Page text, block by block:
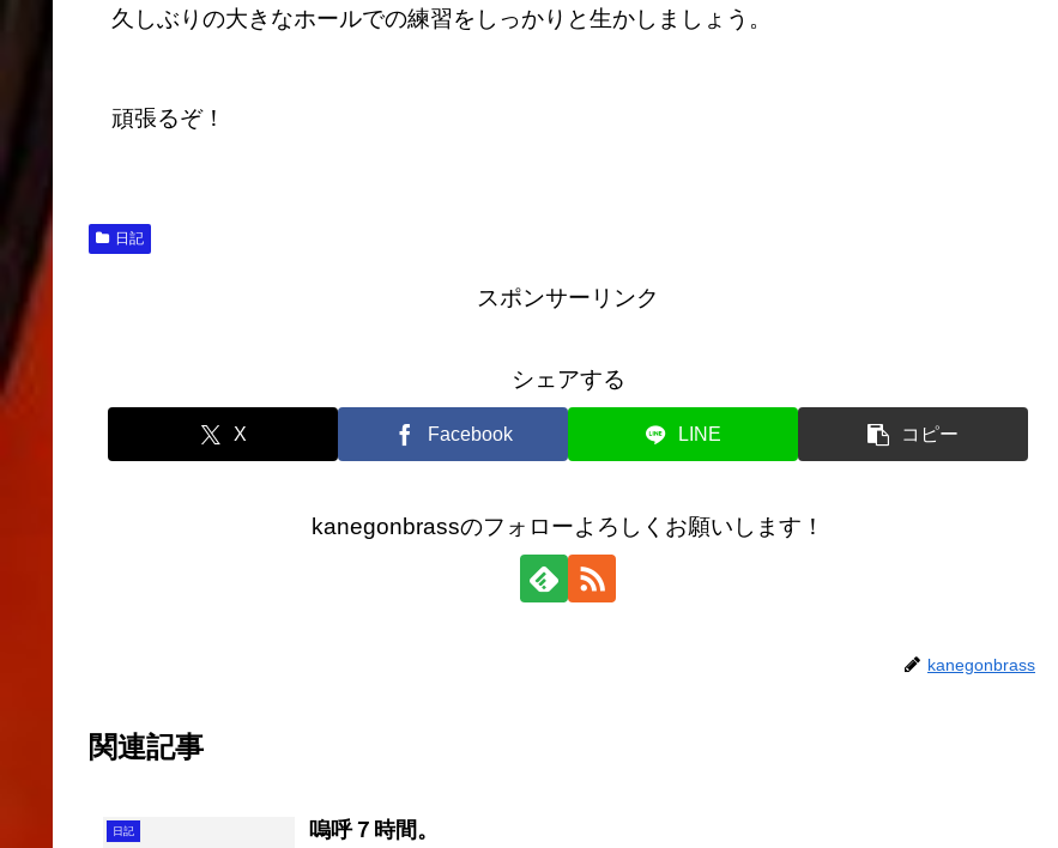
久しぶりの大きなホールでの練習をしっかりと生かしましょう。
頑張るぞ！
日記
スポンサーリンク
シェアする
X Facebook LINE コピー
kanegonbrassのフォローよろしくお願いします！
kanegonbrass
関連記事
日記 嗚呼７時間。